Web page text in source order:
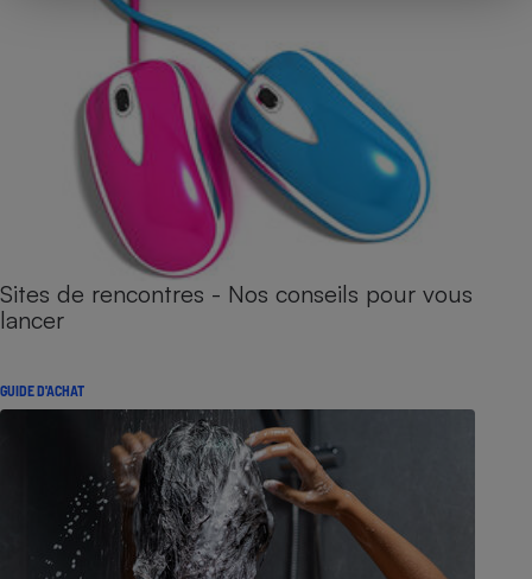
Sites de rencontres - Nos conseils pour vous
lancer
GUIDE D'ACHAT